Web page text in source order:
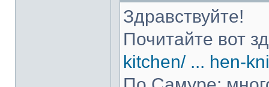
Здравствуйте!
Почитайте вот
kitchen/ ... hen-